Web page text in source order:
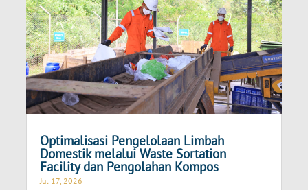
Optimalisasi Pengelolaan Limbah
Domestik melalui Waste Sortation
Facility dan Pengolahan Kompos
Jul 17, 2026